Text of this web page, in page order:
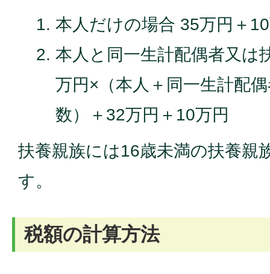
本人だけの場合 35万円＋
本人と同一生計配偶者又は
万円×（本人＋同一生計配
数）＋32万円＋10万円
扶養親族には16歳未満の扶養親
す。
税額の計算方法